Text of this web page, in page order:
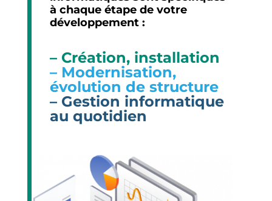
à chaque étape de votre
développement :
– Création, installation
– Modernisation,
évolution de structure
– Gestion informatique
au quotidien